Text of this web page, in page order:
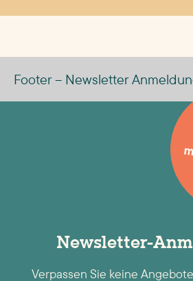
Footer – Newsletter
Newsletter-
Verpassen Sie keine